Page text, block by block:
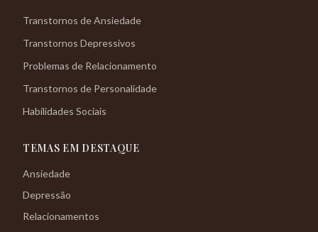
Transtornos de Ansiedade
Transtornos Depressivos
Problemas de Relacionamento
Transtornos de Personalidade
Habilidades Sociais
TEMAS EM DESTAQUE
Ansiedade
Depressão
Relacionamentos